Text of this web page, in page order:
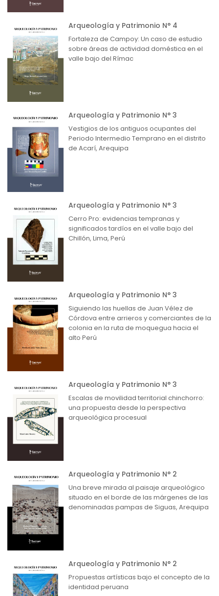
Arqueología y Patrimonio N° 4
Fortaleza de Campoy: Un caso de estudio
sobre áreas de actividad doméstica en el
valle bajo del Rímac
Arqueología y Patrimonio N° 3
Vestigios de los antiguos ocupantes del
Periodo Intermedio Temprano en el distrito
de Acarí, Arequipa
Arqueología y Patrimonio N° 3
Cerro Pro: evidencias tempranas y
significados tardíos en el valle bajo del
Chillón, Lima, Perú
Arqueología y Patrimonio N° 3
Siguiendo las huellas de Juan Vélez de
Córdova entre arrieros y comerciantes de la
colonia en la ruta de moquegua hacia el
alto Perú
Arqueología y Patrimonio N° 3
Escalas de movilidad territorial chinchorro:
una propuesta desde la perspectiva
arqueológica procesual
Arqueología y Patrimonio N° 2
Una breve mirada al paisaje arqueológico
situado en el borde de las márgenes de las
denominadas pampas de Siguas, Arequipa
Arqueología y Patrimonio N° 2
Propuestas artísticas bajo el concepto de la
identidad peruana